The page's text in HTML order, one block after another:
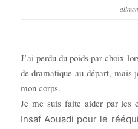
J’ai perdu du poids par choix
de dramatique au départ, mais
mon corps.
Je me suis faite aider par les
Insaf Aouadi pour le